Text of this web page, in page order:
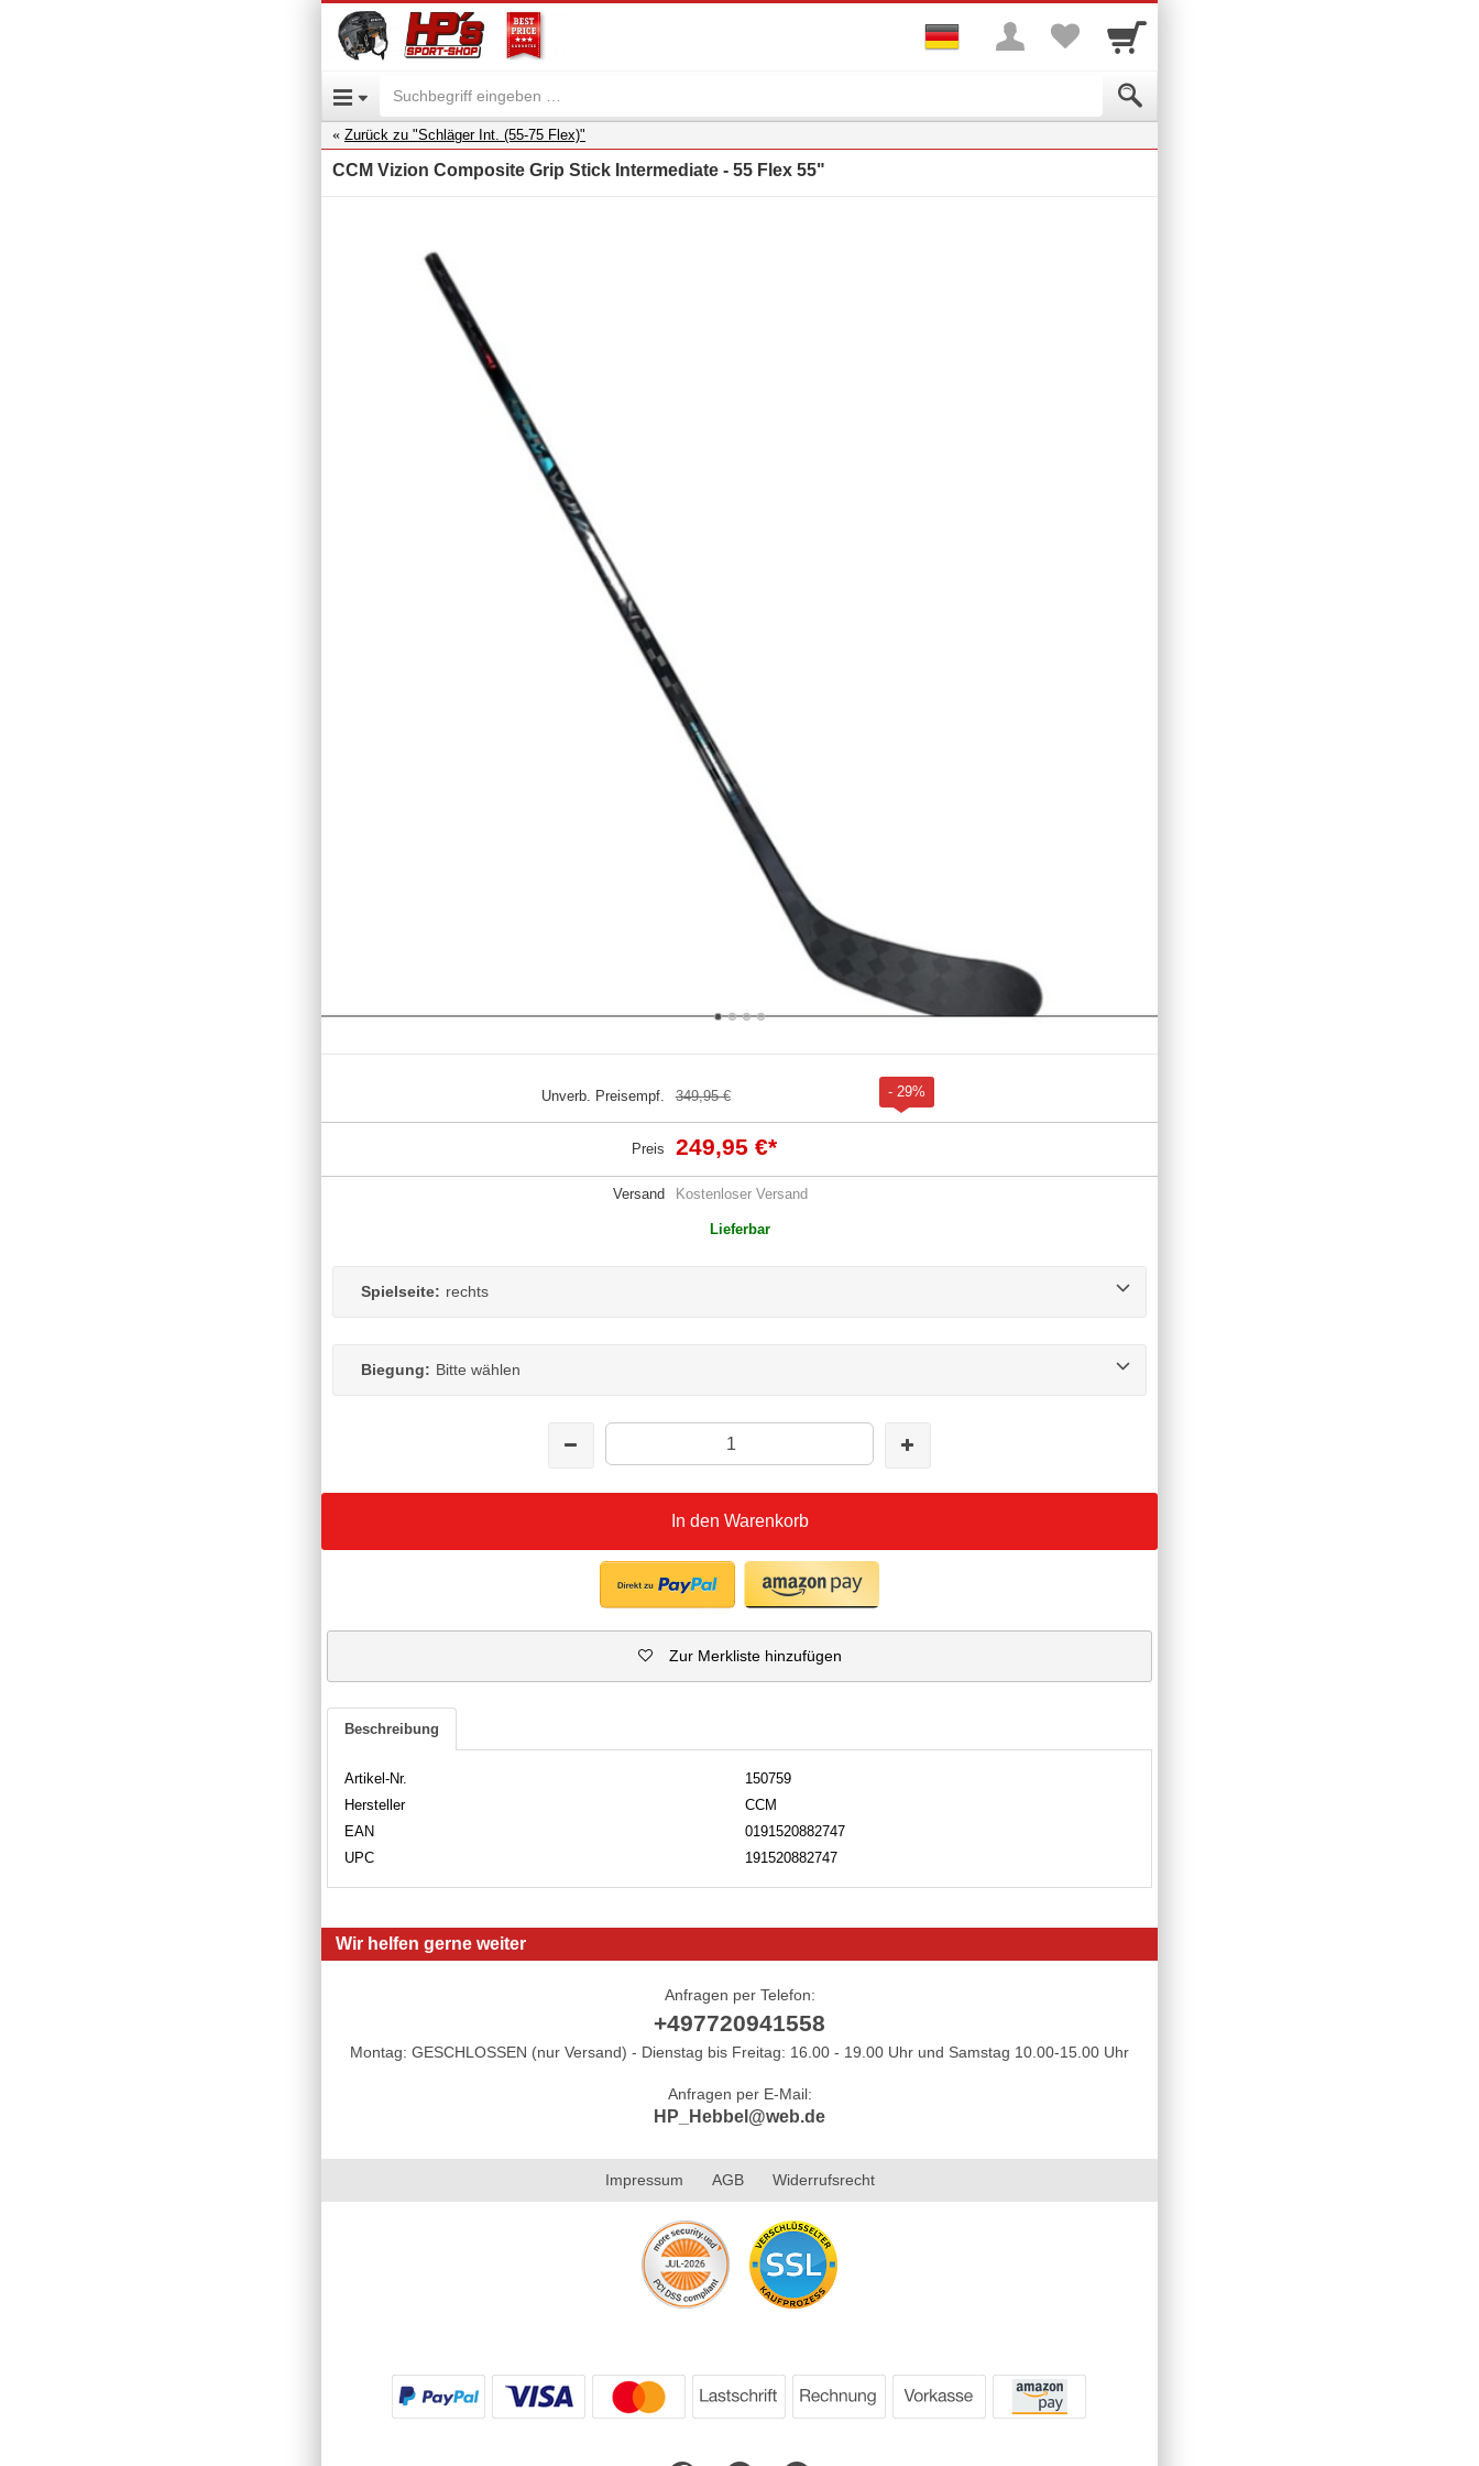
Zurück zu "Schläger Int. (55-75 Flex)"
CCM Vizion Composite Grip Stick Intermediate - 55 Flex 55"
Unverb. Preisempf. 349,95 € - 29%
Preis 249,95 €*
Versand Kostenloser Versand
Lieferbar
Spielseite: rechts
Biegung: Bitte wählen
In den Warenkorb
Zur Merkliste hinzufügen
Beschreibung
Artikel-Nr.
150759
Hersteller
CCM
EAN
0191520882747
UPC
191520882747
Wir helfen gerne weiter
Anfragen per Telefon:
+497720941558
Montag: GESCHLOSSEN (nur Versand) - Dienstag bis Freitag: 16.00 - 19.00 Uhr und Samstag 10.00-15.00 Uhr
Anfragen per E-Mail:
HP_Hebbel@web.de
Impressum AGB Widerrufsrecht